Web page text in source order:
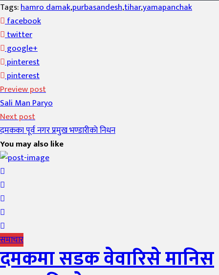
Tags:hamro damak,purbasandesh,tihar,yamapanchak
facebook
twitter
google+
pinterest
pinterest
Preview post
Sali Man Paryo
Next post
दमकका पूर्व नगर प्रमुख भण्डारीकाे निधन
You may also like
समाचार
दमकमा सडक वेवारिसे मानिस